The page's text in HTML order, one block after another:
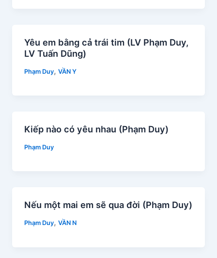
Yêu em bằng cả trái tim (LV Phạm Duy,
LV Tuấn Dũng)
Phạm Duy, VẦN Y
Kiếp nào có yêu nhau (Phạm Duy)
Phạm Duy
Nếu một mai em sẽ qua đời (Phạm Duy)
Phạm Duy, VẦN N